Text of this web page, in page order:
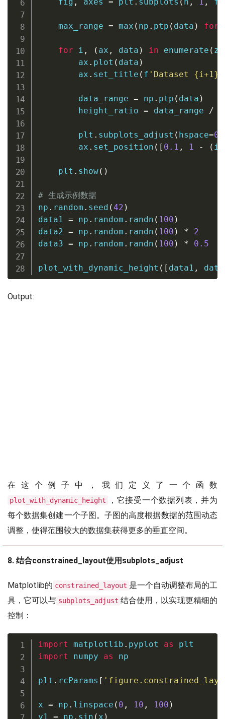
    fig
, axes = plt . subplots ( n , 1 ,
    max_range
= max ( np . ptp ( data ) for
for i , ( ax , data ) in enumerate (
        ax
. plot ( data )
        ax
. set_title ( f 'Dataset {i+1}
        data_range
= np . ptp ( data )
        height_ratio
= data_range /
        plt
. subplots_adjust ( hspace=
        ax
. set_position ( [ 0.1 , 1 - ( i
    plt
. show( )
# 生成示例数据
np . random . seed (42 )
data1 = np . random . randn ( 100 )
data2 = np . random . randn ( 100 ) *
2
data3 = np . random . randn ( 100 ) * 0.5
plot_with_dynamic_height ( [ data1 ,
Output:
在这个例子中，我们定义了一个函数
plot_with_dynamic_height
，它接受一个数据列表，并为
每个数据集创建一个子图。子图的高度根据数据的范围动态
调整，使得范围较大的数据集获得更多的垂直空间。
8. 结合constrained_layout使用subplots_adjust
Matplotlib的 constrained_layout 是一个自动调整布局的工
具，它可以与 subplots_adjust 结合使用，以实现更精细的
控制：
import matplotlib . pyplot as
import numpy as np
plt . rcParams [
x = np . linspace ( 0 , 10 , 100 )
y1 = np . sin ( x )